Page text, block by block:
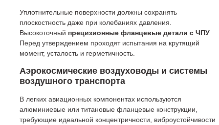
Уплотнительные поверхности должны сохранять
плоскостность даже при колебаниях давления.
Высокоточный прецизионные фланцевые детали с ЧПУ
Перед утверждением проходят испытания на крутящий
момент, усталость и герметичность.
Аэрокосмические воздуховоды и системы
воздушного транспорта
В легких авиационных компонентах используются
алюминиевые или титановые фланцевые конструкции,
требующие идеальной концентричности, виброустойчивости